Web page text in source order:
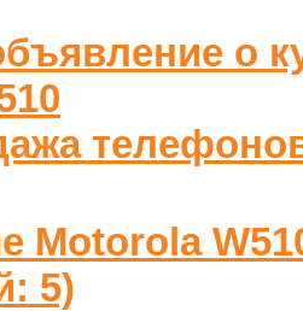
о
Motorola
5)